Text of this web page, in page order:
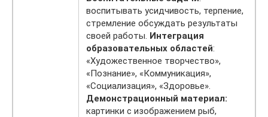
воспитывать усидчивость, терпение,
стремление обсуждать результаты
своей работы. Интеграция
образовательных областей:
«Художественное творчество»,
«Познание», «Коммуникация»,
«Социализация», «Здоровье».
Демонстрационный материал:
картинки с изображением рыб,